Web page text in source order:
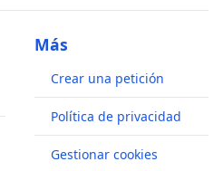
Más
Crear una petición
Política de privacidad
Gestionar cookies